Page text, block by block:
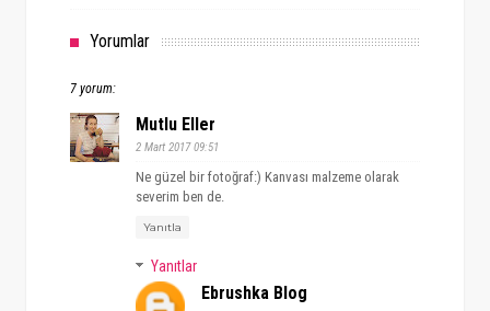
Yorumlar
7 yorum:
Mutlu Eller
2 Mart 2017 09:51
Ne güzel bir fotoğraf:) Kanvası malzeme olarak
severim ben de.
Yanıtla
Yanıtlar
Ebrushka Blog